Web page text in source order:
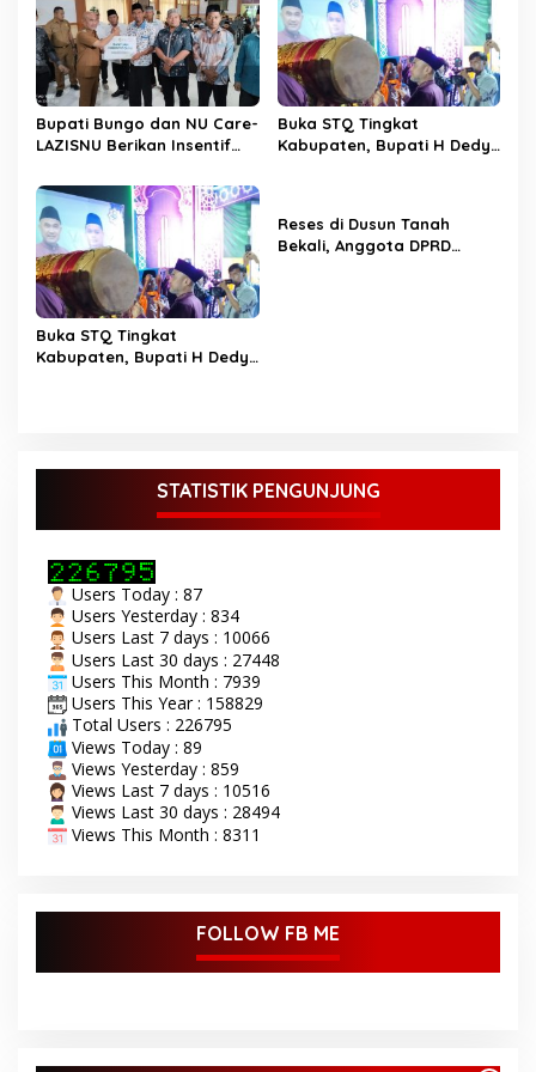
Bupati Bungo dan NU Care-
LAZISNU Berikan Insentif
Gerobak UMKM
Buka STQ Tingkat
Kabupaten, Bupati H Dedy
Buka STQ Tingkat
Kabupaten, Bupati H Dedy
Wakil Bupati Bungo Ustadz
resmi Seleksi Tilawatil
Kabupaten Bungo Senin 8
September 2025. Acara
pembukaan STQ ke-53
yang di gelar di kecamatan
Tanah Sepenggal ini,
diawali dengan grand
opening STQ, dilanjutkan
dengan pelantikan dan
pengambilan sumpah
sekaligus pemasangan
toga kepada Dewan Hakim
STQ oleh Bupati Bungo.
Serangkaian kegiatan
Bupati di dan dampingi
oleh wakil Bupati Bungo.
Tamu undangan serta
Bungo Tahun 2025 ini.
Reses di Dusun Tanah
Bekali, Anggota DPRD
STATISTIK PENGUNJUNG
Users Today : 87
Users Yesterday : 834
Users Last 7 days : 10066
Users Last 30 days : 27448
Users This Month : 7939
Users This Year : 158829
Total Users : 226795
Views Today : 89
Views Yesterday : 859
Views Last 7 days : 10516
Views Last 30 days : 28494
Views This Month : 8311
FOLLOW FB ME